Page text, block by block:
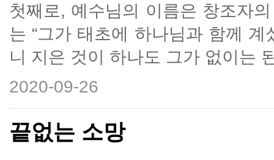
첫째로, 예수님의 이름은 창조자
는 “그가 태초에 하나님과 함께
니 지은 것이 하나도 그가 없이는
2020-09-26
끝없는 소망